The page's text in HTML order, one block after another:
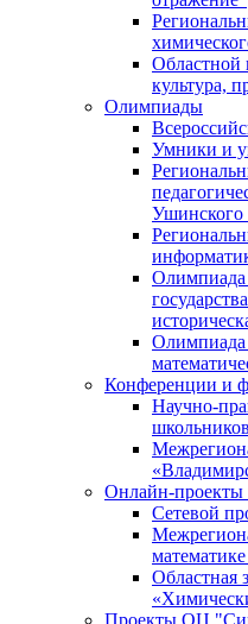
Областной
культура,
Олимпиады
Умники и
Ушинского
Олимпиада
Конференции и
Научно-
Онлайн-проекты
Сетевой
Областная